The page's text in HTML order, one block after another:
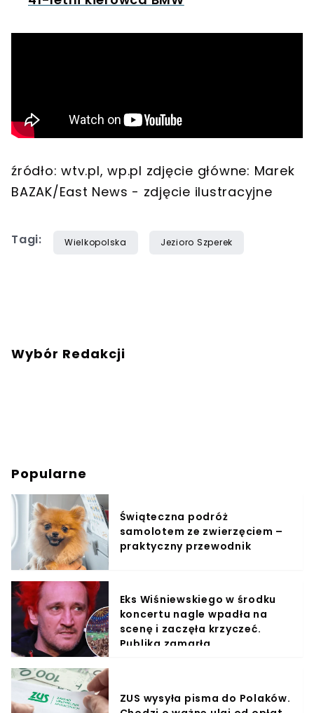
źródło: wtv.pl, wp.pl zdjęcie główne: Marek
BAZAK/East News - zdjęcie ilustracyjne
Tagi: Wielkopolska Jezioro Szperek
Wybór Redakcji
Popularne
Świąteczna podróż
samolotem ze zwierzęciem –
praktyczny przewodnik
Eks Wiśniewskiego w środku
koncertu nagle wpadła na
scenę i zaczęła krzyczeć.
Publika zamarła
ZUS wysyła pisma do Polaków.